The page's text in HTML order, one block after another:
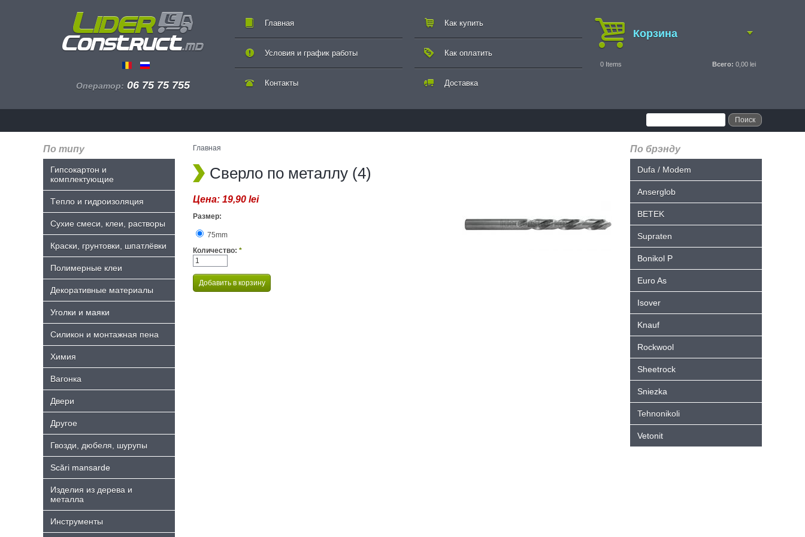
Оператор: 06 75 75 755
Главная
Контакты
Как купить
Как оплатить
Доставка
Условия и график работы
Корзина
0 Items Всего: 0,00 lei
По типу
Гипсокартон и
комплектующие
Tепло и гидроизоляция
Сухие смеси, клеи, растворы
Краски, грунтовки, шпатлёвки
Полимерные клеи
Декоративные материалы
Уголки и маяки
Силикон и монтажная пена
Химия
Bагонка
Двери
Другое
Гвозди, дюбеля, шурупы
Scări mansarde
Изделия из дерева и
металла
Инструменты
Главная
Сверло по металлу (4)
Цена: 19,90 lei
Размер:
75mm
Количество: *
По брэнду
Dufa / Modem
Anserglob
BETEK
Supraten
Bonikol P
Euro As
Isover
Knauf
Rockwool
Sheetrock
Sniezka
Tehnonikoli
Vetonit